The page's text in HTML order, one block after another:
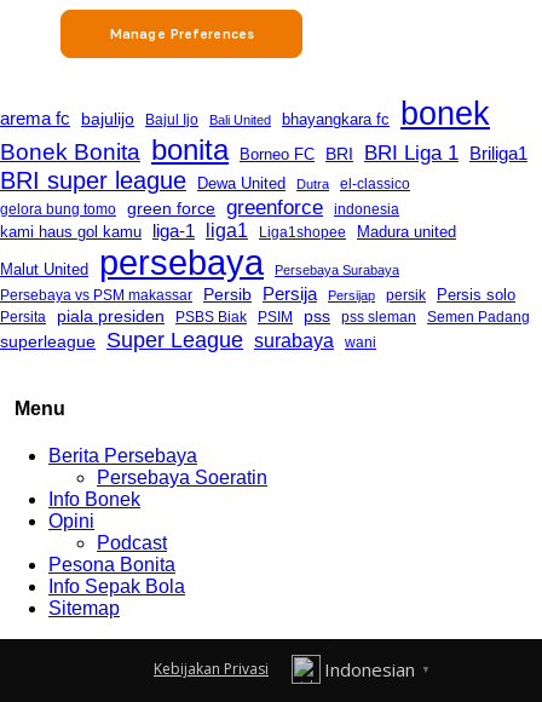
arema fc bajulijo Bajul Ijo Bali United bhayangkara fc bonek
Bonek Bonita bonita Borneo FC BRI BRI Liga 1 Briliga1
BRI super league Dewa United Dutra el-classico
gelora bung tomo green force greenforce indonesia
kami haus gol kamu liga-1 liga1 Liga1shopee Madura united
Malut United persebaya Persebaya Surabaya
Persebaya vs PSM makassar Persib Persija Persijap persik Persis solo
Persita piala presiden PSBS Biak PSIM pss pss sleman Semen Padang
superleague Super League surabaya wani
Menu
Berita Persebaya
Persebaya Soeratin
Info Bonek
Opini
Podcast
Pesona Bonita
Info Sepak Bola
Sitemap
Kebijakan Privasi Indonesian ▼